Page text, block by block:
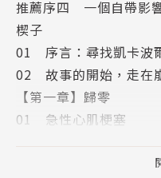
作者簡介
黃健予
1964年生，輔大商研所
振興醫院急救，10天後
推薦序四 一個自帶影
楔子
01 序言：尋找凱卡波
02 故事的開始，走在
【第一章】歸零
01 急性心肌梗塞